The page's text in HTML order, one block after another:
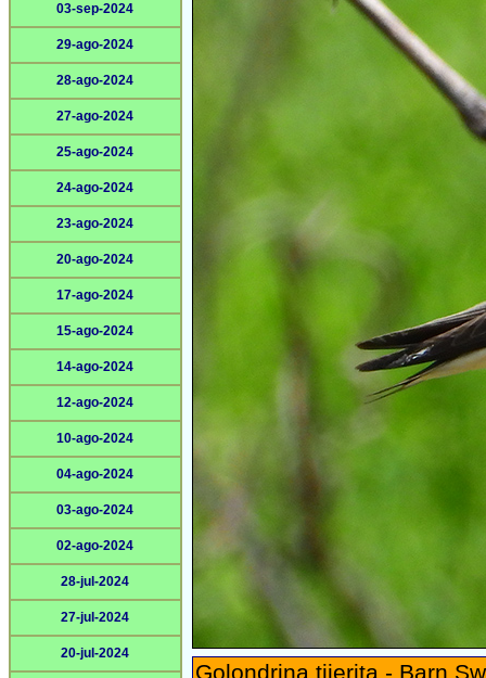
03-sep-2024
29-ago-2024
28-ago-2024
27-ago-2024
25-ago-2024
24-ago-2024
23-ago-2024
20-ago-2024
17-ago-2024
15-ago-2024
14-ago-2024
12-ago-2024
10-ago-2024
04-ago-2024
03-ago-2024
02-ago-2024
28-jul-2024
27-jul-2024
20-jul-2024
Golondrina tijerita - Barn